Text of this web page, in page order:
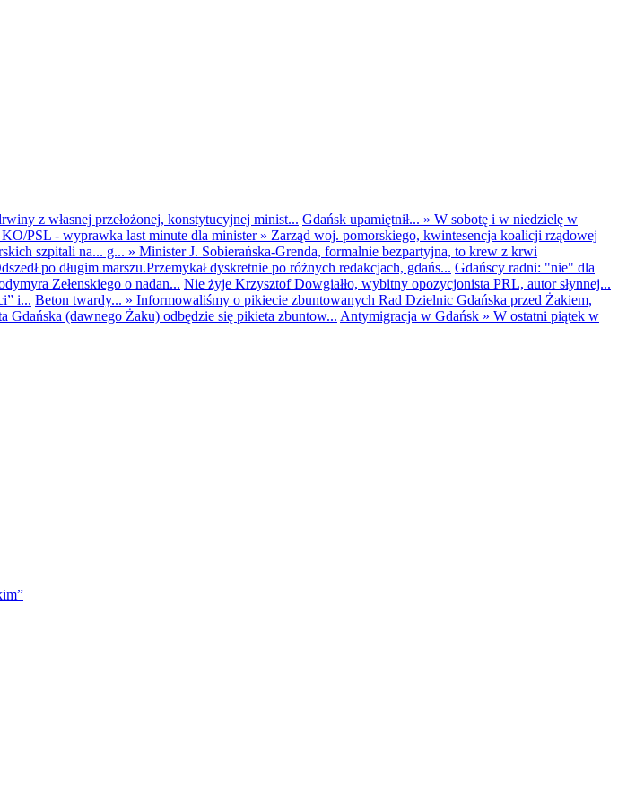
z własnej przełożonej, konstytucyjnej minist... Gdańsk upamiętnił... » W sobotę i w niedzielę w
PSL - wyprawka last minute dla minister» Zarząd woj. pomorskiego, kwintesencja koalicji rządowej
szpitali na... g... » Minister J. Sobierańska-Grenda, formalnie bezpartyjna, to krew z krwi
po długim marszu.Przemykał dyskretnie po różnych redakcjach, gdańs... Gdańscy radni: "nie" dla
Zełenskiego o nadan... Nie żyje Krzysztof Dowgiałło, wybitny opozycjonista PRL, autor słynnej...
i... Beton twardy... » Informowaliśmy o pikiecie zbuntowanych Rad Dzielnic Gdańska przed Żakiem,
Gdańska (dawnego Żaku) odbędzie się pikieta zbuntow... Antymigracja w Gdańsk » W ostatni piątek w